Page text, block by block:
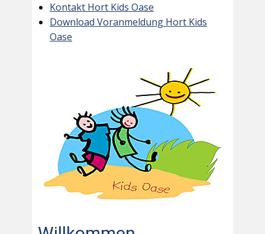
Kontakt Hort Kids Oase
Download Voranmeldung Hort Kids
Oase